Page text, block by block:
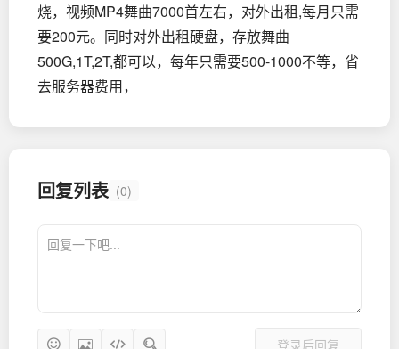
烧，视频MP4舞曲7000首左右，对外出租,每月只需
要200元。同时对外出租硬盘，存放舞曲
500G,1T,2T,都可以，每年只需要500-1000不等，省
去服务器费用，
回复列表 (0)
登录后回复